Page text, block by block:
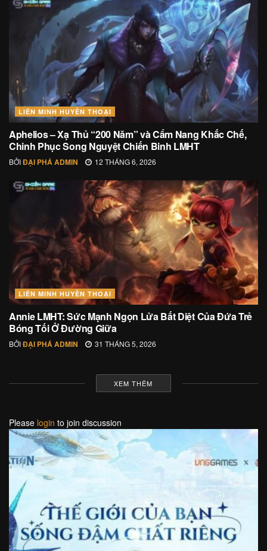
LIÊN MINH HUYỀN THOẠI
Aphelios – Xạ Thủ “200 Năm” và Cẩm Nang Khắc Chế,
Chinh Phục Song Nguyệt Chiến Binh LMHT
BỞIĐẠI PHÁ ADMIN 12 THÁNG 6, 2026
LIÊN MINH HUYỀN THOẠI
Annie LMHT: Sức Mạnh Ngọn Lửa Bất Diệt Của Đứa Trẻ
Bóng Tối Ở Đường Giữa
BỞIĐẠI PHÁ ADMIN 31 THÁNG 5, 2026
XEM THÊM
Please login to join discussion